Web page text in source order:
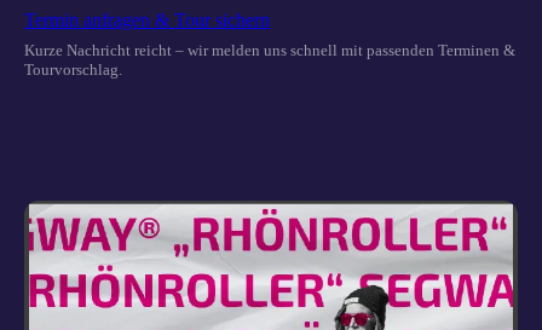
Termin anfragen & Tour sichern
Kurze Nachricht reicht – wir melden uns schnell mit passenden Terminen &
Tourvorschlag.